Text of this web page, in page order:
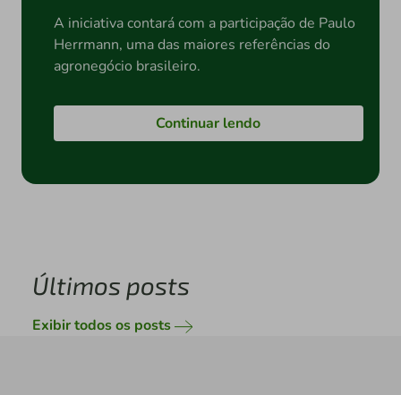
A iniciativa contará com a participação de Paulo
Herrmann, uma das maiores referências do
agronegócio brasileiro.
Continuar lendo
Últimos posts
Exibir todos os posts